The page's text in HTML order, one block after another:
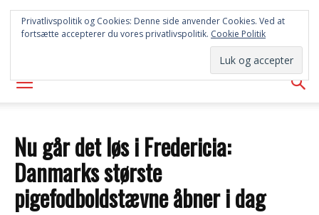
SYD
AVISEN
Nu går det løs i Fredericia:
Danmarks største
pigefodboldstævne åbner i dag
Privatlivspolitik og Cookies: Denne side anvender Cookies. Ved at
fortsætte accepterer du vores privatlivspolitik. Cookie Politik